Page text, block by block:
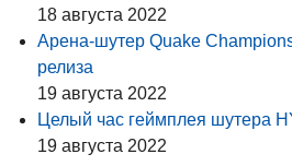
18 августа 2022
Арена-шутер Quake
релиза
19 августа 2022
Целый час геймплея шутера
19 августа 2022